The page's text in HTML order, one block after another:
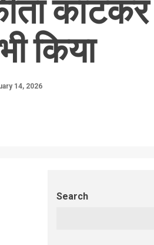
काटकर
किया
14, 2026
Search